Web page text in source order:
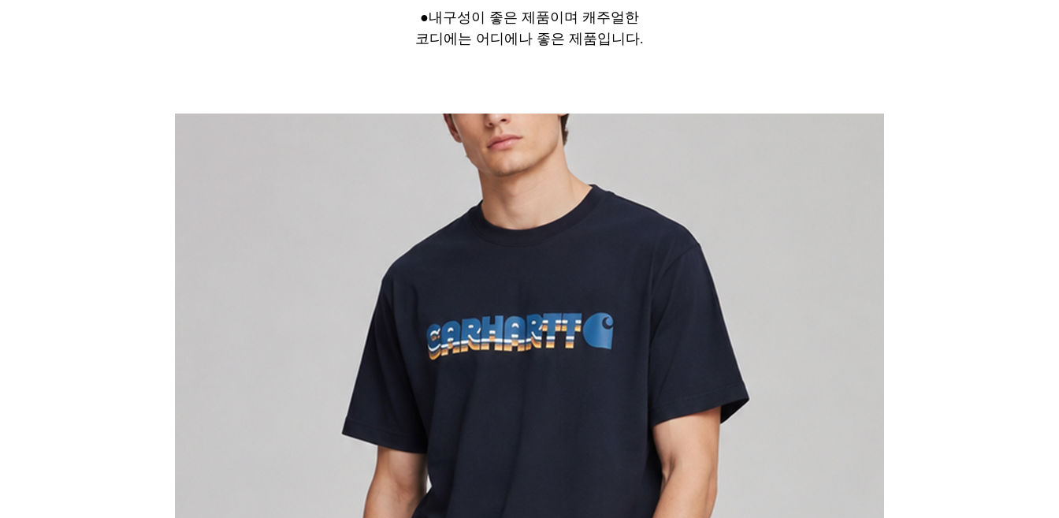
●내구성이 좋은 제품이며 캐주얼한
코디에는 어디에나 좋은 제품입니다.